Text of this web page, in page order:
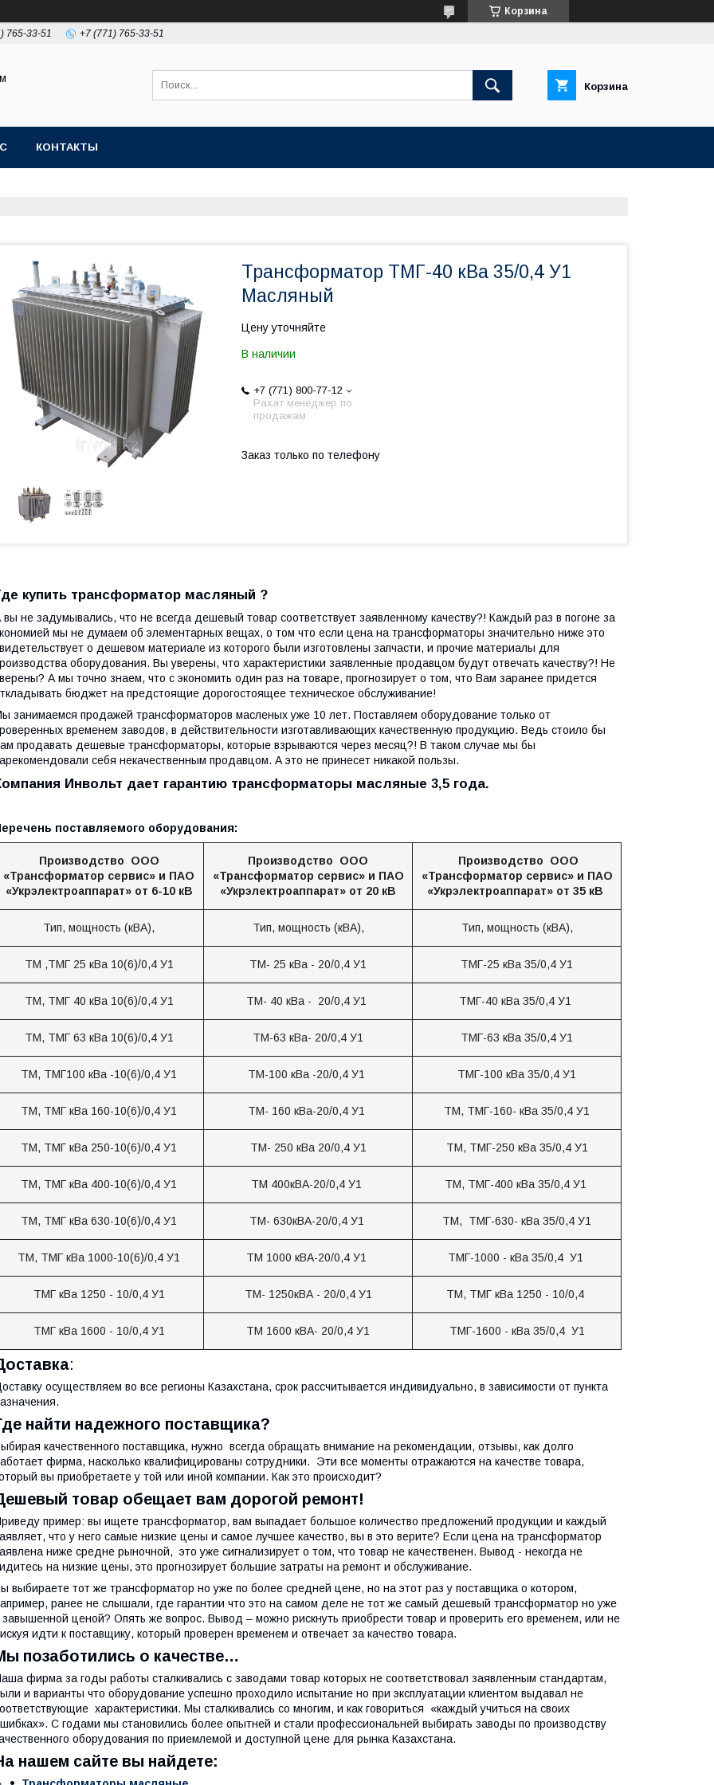
Корзина
765-33-51 +7 (771) 765-33-51
Корзина
КОНТАКТЫ
Трансформатор ТМГ-40 кВа 35/0,4 У1
Масляный
Цену уточняйте
В наличии
+7 (771) 800-77-12
Рахат менеджер по
продажам
Заказ только по телефону
купить трансформатор масляный ?
вы не задумывались, что не всегда дешевый товар соответствует заявленному качеству?! Каждый раз в погоне за
мы не думаем об элементарных вещах, о том что если цена на трансформаторы значительно ниже это
о дешевом материале из которого были изготовлены запчасти, и прочие материалы для
оборудования. Вы уверены, что характеристики заявленные продавцом будут отвечать качеству?! Не
А мы точно знаем, что с экономить один раз на товаре, прогнозирует о том, что Вам заранее придется
бюджет на предстоящие дорогостоящее техническое обслуживание!
занимаемся продажей трансформаторов масленых уже 10 лет. Поставляем оборудование только от
временем заводов, в действительности изготавливающих качественную продукцию. Ведь стоило бы
продавать дешевые трансформаторы, которые взрываются через месяц?! В таком случае мы бы
себя некачественным продавцом. А это не принесет никакой пользы.
Инвольт дает гарантию трансформаторы масляные 3,5 года.
поставляемого оборудования:
Производство ООО
«Трансформатор сервис» и ПАО
«Укрэлектроаппарат» от 6-10 кВ
Производство ООО
«Трансформатор сервис» и ПАО
«Укрэлектроаппарат» от 20 кВ
Производство ООО
«Трансформатор сервис» и ПАО
«Укрэлектроаппарат» от 35 кВ
Тип, мощность (кВА), Тип, мощность (кВА), Тип, мощность (кВА),
ТМ ,ТМГ 25 кВа 10(6)/0,4 У1 ТМ- 25 кВа - 20/0,4 У1 ТМГ-25 кВа 35/0,4 У1
ТМ, ТМГ 40 кВа 10(6)/0,4 У1 ТМ- 40 кВа - 20/0,4 У1 ТМГ-40 кВа 35/0,4 У1
ТМ, ТМГ 63 кВа 10(6)/0,4 У1 ТМ-63 кВа- 20/0,4 У1 ТМГ-63 кВа 35/0,4 У1
ТМ, ТМГ100 кВа -10(6)/0,4 У1 ТМ-100 кВа -20/0,4 У1 ТМГ-100 кВа 35/0,4 У1
ТМ, ТМГ кВа 160-10(6)/0,4 У1 ТМ- 160 кВа-20/0,4 У1 ТМ, ТМГ-160- кВа 35/0,4 У1
ТМ, ТМГ кВа 250-10(6)/0,4 У1 ТМ- 250 кВа 20/0,4 У1 ТМ, ТМГ-250 кВа 35/0,4 У1
ТМ, ТМГ кВа 400-10(6)/0,4 У1 ТМ 400кВА-20/0,4 У1 ТМ, ТМГ-400 кВа 35/0,4 У1
ТМ, ТМГ кВа 630-10(6)/0,4 У1 ТМ- 630кВА-20/0,4 У1 ТМ, ТМГ-630- кВа 35/0,4 У1
ТМ, ТМГ кВа 1000-10(6)/0,4 У1 ТМ 1000 кВА-20/0,4 У1 ТМГ-1000 - кВа 35/0,4 У1
ТМГ кВа 1250 - 10/0,4 У1 ТМ- 1250кВА - 20/0,4 У1 ТМ, ТМГ кВа 1250 - 10/0,4
ТМГ кВа 1600 - 10/0,4 У1 ТМ 1600 кВА- 20/0,4 У1 ТМГ-1600 - кВа 35/0,4 У1
:
осуществляем во все регионы Казахстана, срок рассчитывается индивидуально, в зависимости от пункта
найти надежного поставщика?
качественного поставщика, нужно всегда обращать внимание на рекомендации, отзывы, как долго
фирма, насколько квалифицированы сотрудники. Эти все моменты отражаются на качестве товара,
вы приобретаете у той или иной компании. Как это происходит?
товар обещает вам дорогой ремонт!
пример: вы ищете трансформатор, вам выпадает большое количество предложений продукции и каждый
что у него самые низкие цены и самое лучшее качество, вы в это верите? Если цена на трансформатор
ниже средне рыночной, это уже сигнализирует о том, что товар не качественен. Вывод - некогда не
на низкие цены, это прогнозирует большие затраты на ремонт и обслуживание.
выбираете тот же трансформатор но уже по более средней цене, но на этот раз у поставщика о котором,
ранее не слышали, где гарантии что это на самом деле не тот же самый дешевый трансформатор но уже
завышенной ценой? Опять же вопрос. Вывод – можно рискнуть приобрести товар и проверить его временем, или не
идти к поставщику, который проверен временем и отвечает за качество товара.
позаботились о качестве…
фирма за годы работы сталкивались с заводами товар которых не соответствовал заявленным стандартам,
и варианты что оборудование успешно проходило испытание но при эксплуатации клиентом выдавал не
характеристики. Мы сталкивались со многим, и как говориться «каждый учиться на своих
С годами мы становились более опытней и стали профессиональней выбирать заводы по производству
оборудования по приемлемой и доступной цене для рынка Казахстана.
нашем сайте вы найдете: